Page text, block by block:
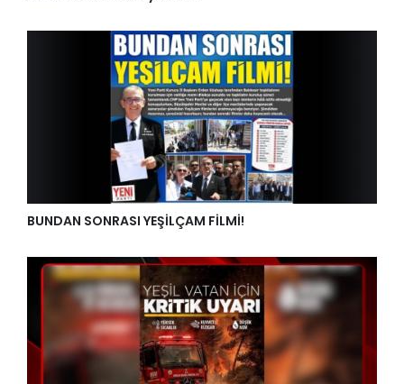
BUNDAN SONRASI YEŞİLÇAM FİLMİ!